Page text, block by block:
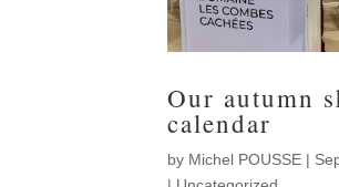
Our autumn
calendar
by Michel POUSSE |